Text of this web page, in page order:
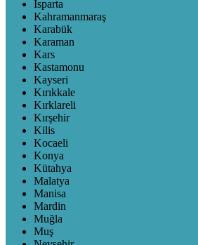
Isparta
Kahramanmaraş
Karabük
Karaman
Kars
Kastamonu
Kayseri
Kırıkkale
Kırklareli
Kırşehir
Kilis
Kocaeli
Konya
Kütahya
Malatya
Manisa
Mardin
Muğla
Muş